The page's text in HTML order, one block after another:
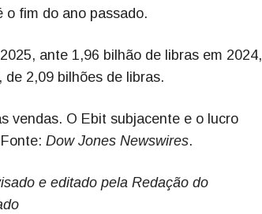
o fim do ano passado.
ante 1,96 bilhão de libras em 2024,
2,09 bilhões de libras.
vendas. O Ebit subjacente e o lucro
Dow Jones Newswires.
e editado pela Redação do